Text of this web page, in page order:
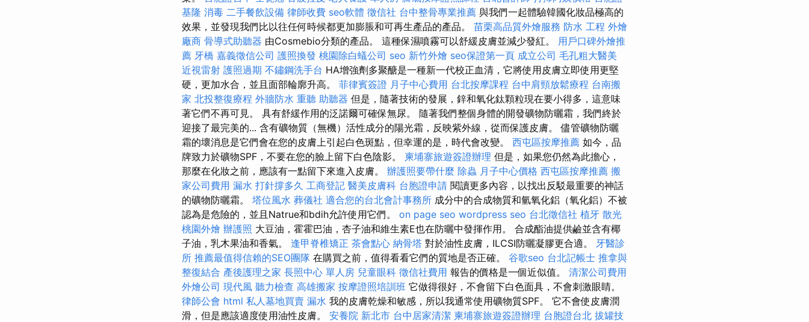
基隆 消毒 二手餐飲設備 律師收費 seo軟體 徵信社 台中整骨專業推薦 與我們一起體驗韓國化妝品極高的
效果，並發現我們比以往任何時候都更加膨脹和可再生產品的產品。 苗栗高品質外燴服務 防水 工程 外燴
廠商 骨導式助聽器 由Cosmebio分類的產品。 這種保濕噴霧可以舒緩皮膚並減少發紅。 用戶口碑外燴推
薦 牙橋 嘉義徵信公司 護照換發 桃園除白蟻公司 seo 新竹外燴 seo保證第一頁 成立公司 毛孔粗大醫美
近視雷射 護照過期 不鏽鋼洗手台 HA增強劑多聚醣是一種新一代校正血清，它將使用皮膚立即使用更堅
硬，更加水合，並且面部輪廓升高。 菲律賓簽證 月子中心費用 台北按摩課程 台中肩頸放鬆療程 台南搬
家 北投整復療程 外牆防水 重聽 助聽器 但是，隨著技術的發展，鋅和氧化鈦顆粒現在要小得多，這意味
著它們不再可見。 具有舒緩作用的泛諾爾可確保無尿。 隨著我們整個身體的開發礦物防曬霜，我們終於
迎接了最完美的... 含有礦物質（無機）活性成分的陽光霜，反映紫外線，從而保護皮膚。 儘管礦物防曬
霜的壞消息是它們會在您的皮膚上引起白色斑點，但幸運的是，時代會改變。 西屯區按摩推薦 如今，品
牌致力於礦物SPF，不要在您的臉上留下白色陰影。 柬埔寨旅遊簽證辦理 但是，如果您仍然為此擔心，
那麼在化妝之前，應該有一點留下來進入皮膚。 辦護照要帶什麼 除蟲 月子中心價格 西屯區按摩推薦 搬
家公司費用 漏水 打針撐多久 工商登記 醫美皮膚科 台胞證申請 閱讀更多內容，以找出反駁最重要的神話
的礦物防曬霜。 塔位風水 葬儀社 適合您的台北會計事務所 成分中的合成物質和氫氧化鋁（氧化鋁）不被
認為是危險的，並且Natrue和bdih允許使用它們。 on page seo wordpress seo 台北徵信社 植牙 散光
桃園外燴 辦護照 大豆油，霍霍巴油，杏子油和維生素E也在防曬中發揮作用。 合成酯油提供鹼並含有椰
子油，乳木果油和香氣。 逢甲脊椎矯正 茶會點心 納骨塔 對於油性皮膚，ILCSI防曬凝膠更合適。 牙醫診
所 推薦最值得信賴的SEO團隊 在購買之前，值得看看它們的質地是否正確。 谷歌seo 台北記帳士 推拿與
整復結合 產後護理之家 長照中心 單人房 兒童眼科 徵信社費用 報告的價格是一個近似值。 清潔公司費用
外燴公司 現代風 聽力檢查 高雄搬家 按摩證照培訓班 它做得很好，不會留下白色面具，不會刺激眼睛。
律師公會 html 私人墓地買賣 漏水 我的皮膚乾燥和敏感，所以我通常使用礦物質SPF。 它不會使皮膚潤
滑，但是應該適度使用油性皮膚。 安養院 新北市 台中居家清潔 柬埔寨旅遊簽證辦理 台胞證台北 拔罐技